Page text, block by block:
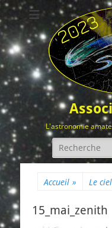
L'astronomie
Rechercher :
Accueil » Le
15_mai_zenith